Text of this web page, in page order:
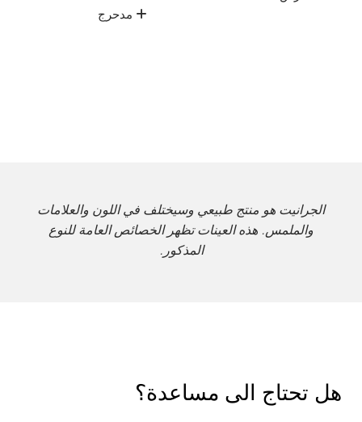
مدحرج
الجرانيت هو منتج طبيعي وسيختلف في اللون والعلامات
والملمس. هذه العينات تظهر الخصائص العامة للنوع
المذكور.
هل تحتاج الى مساعدة؟